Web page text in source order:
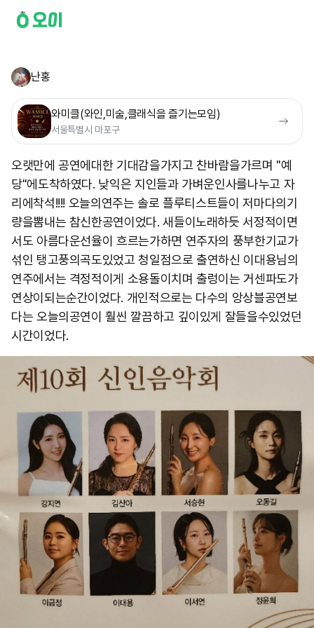
난홍
와미클(와인,미술,클래식을 즐기는모임)
서울특별시 마포구
오랫만에 공연에대한 기대감을가지고 찬바람을가르며 "예
당"에도착하였다. 낮익은 지인들과 가벼운인사를나누고 자
리에착석!!!! 오늘의연주는 솔로 플루티스트들이 저마다의기
량을뽐내는 참신한공연이었다. 새들이노래하듯 서정적이면
서도 아름다운선율이 흐르는가하면 연주자의 풍부한기교가
섞인 탱고풍의곡도있었고 청일점으로 출연하신 이대용님의
연주에서는 격정적이게 소용돌이치며 출렁이는 거센파도가
연상이되는순간이었다. 개인적으로는 다수의 앙상블공연보
다는 오늘의공연이 훨씬 깔끔하고 깊이있게 잘들을수있었던
시간이었다. ​